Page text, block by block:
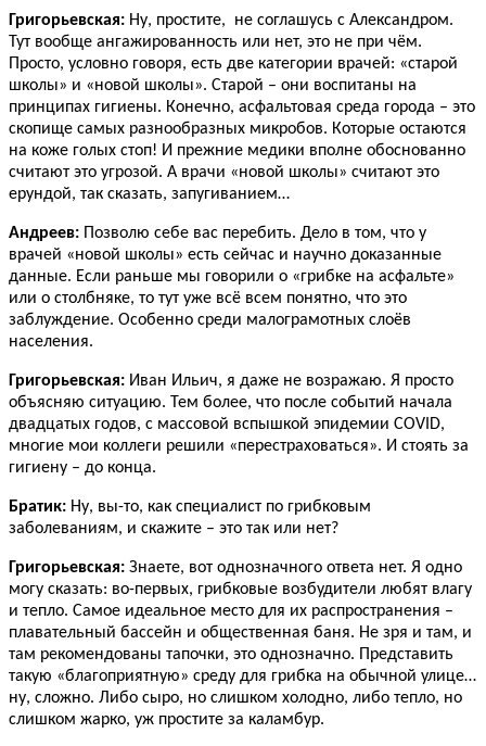
Григорьевская: Ну, простите, не соглашусь с Александром.
Тут вообще ангажированность или нет, это не при чём.
Просто, условно говоря, есть две категории врачей: «старой
школы» и «новой школы». Старой – они воспитаны на
принципах гигиены. Конечно, асфальтовая среда города – это
скопище самых разнообразных микробов. Которые остаются
на коже голых стоп! И прежние медики вполне обоснованно
считают это угрозой. А врачи «новой школы» считают это
ерундой, так сказать, запугиванием…
Андреев: Позволю себе вас перебить. Дело в том, что у
врачей «новой школы» есть сейчас и научно доказанные
данные. Если раньше мы говорили о «грибке на асфальте»
или о столбняке, то тут уже всё всем понятно, что это
заблуждение. Особенно среди малограмотных слоёв
населения.
Григорьевская: Иван Ильич, я даже не возражаю. Я просто
объясняю ситуацию. Тем более, что после событий начала
двадцатых годов, с массовой вспышкой эпидемии COVID,
многие мои коллеги решили «перестраховаться». И стоять за
гигиену – до конца.
Братик: Ну, вы-то, как специалист по грибковым
заболеваниям, и скажите – это так или нет?
Григорьевская: Знаете, вот однозначного ответа нет. Я одно
могу сказать: во-первых, грибковые возбудители любят влагу
и тепло. Самое идеальное место для их распространения –
плавательный бассейн и общественная баня. Не зря и там, и
там рекомендованы тапочки, это однозначно. Представить
такую «благоприятную» среду для грибка на обычной улице…
ну, сложно. Либо сыро, но слишком холодно, либо тепло, но
слишком жарко, уж простите за каламбур.